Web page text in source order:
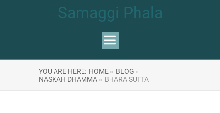
Samaggi Phala
YOU ARE HERE: HOME » BLOG »
NASKAH DHAMMA » BHARA SUTTA